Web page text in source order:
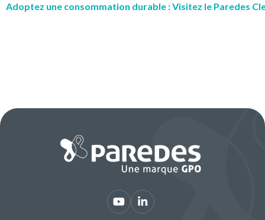
Adoptez une consommation durable : Visitez le Paredes